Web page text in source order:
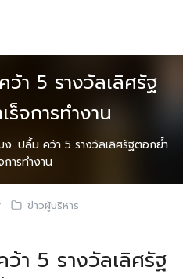
า 5 รางวัลเลิศรัฐ
ร็จการทำงาน
ง…ปลื้ม คว้า 5 รางวัลเลิศรัฐตอกย้ำ
การทำงาน
ข่าวผู้บริหาร
า 5 รางวัลเลิศรัฐ